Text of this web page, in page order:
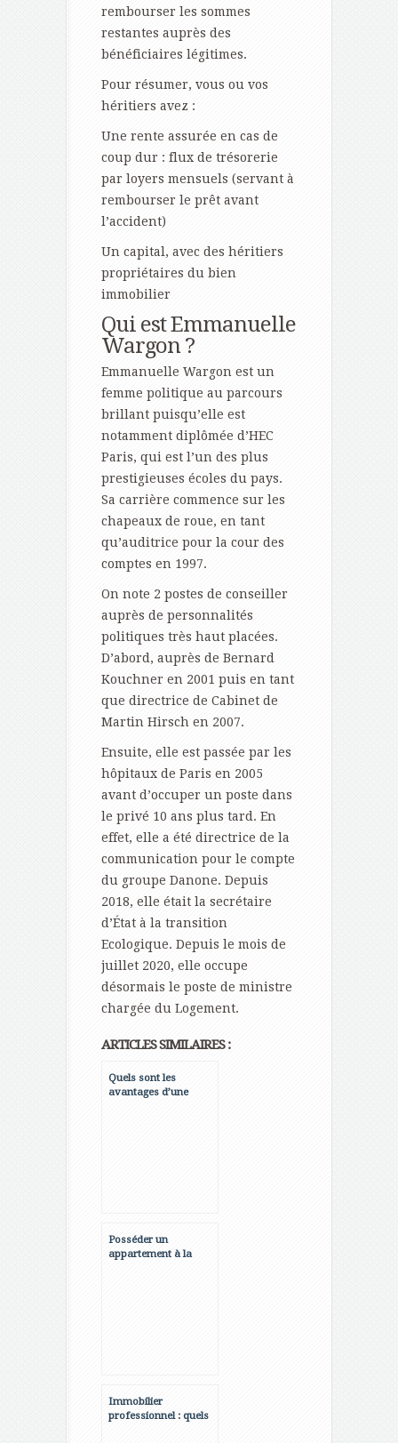
rembourser les sommes
restantes auprès des
bénéficiaires légitimes.
Pour résumer, vous ou vos
héritiers avez :
Une rente assurée en cas de
coup dur : flux de trésorerie
par loyers mensuels (servant à
rembourser le prêt avant
l’accident)
Un capital, avec des héritiers
propriétaires du bien
immobilier
Qui est Emmanuelle
Wargon ?
Emmanuelle Wargon est un
femme politique au parcours
brillant puisqu’elle est
notamment diplômée d’HEC
Paris, qui est l’un des plus
prestigieuses écoles du pays.
Sa carrière commence sur les
chapeaux de roue, en tant
qu’auditrice pour la cour des
comptes en 1997.
On note 2 postes de conseiller
auprès de personnalités
politiques très haut placées.
D’abord, auprès de Bernard
Kouchner en 2001 puis en tant
que directrice de Cabinet de
Martin Hirsch en 2007.
Ensuite, elle est passée par les
hôpitaux de Paris en 2005
avant d’occuper un poste dans
le privé 10 ans plus tard. En
effet, elle a été directrice de la
communication pour le compte
du groupe Danone. Depuis
2018, elle était la secrétaire
d’État à la transition
Ecologique. Depuis le mois de
juillet 2020, elle occupe
désormais le poste de ministre
chargée du Logement.
ARTICLES SIMILAIRES :
Quels sont les
avantages d’une
Posséder un
appartement à la
Immobilier
professionnel : quels